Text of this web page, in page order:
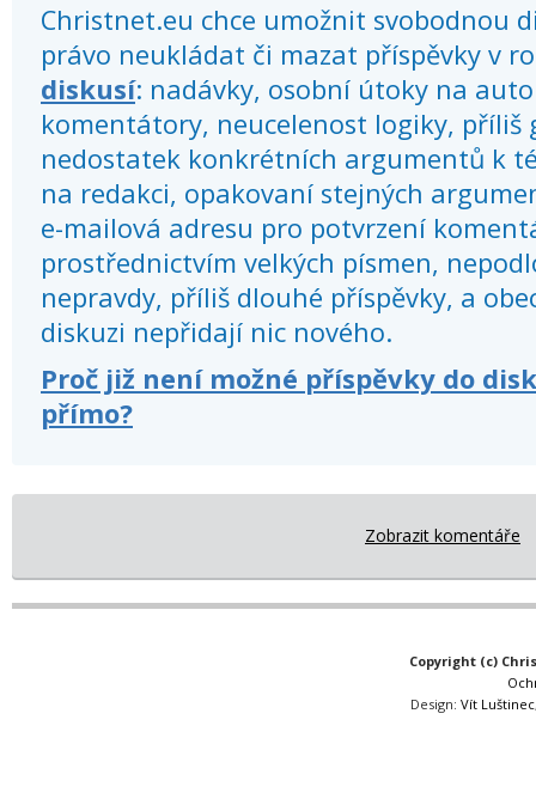
Christnet.eu chce umožnit svobodnou
právo neukládat či mazat příspěvky v
diskusí: nadávky, osobní útoky na
komentátory, neucelenost logiky, příliš
nedostatek konkrétních argumentů k
na redakci, opakovaní stejných
e-mailová adresu pro potvrzení
prostřednictvím velkých písmen,
nepravdy, příliš dlouhé příspěvky, a
diskuzi nepřidají nic nového.
Proč již není možné příspěvky do
přímo?
Zobrazit komentáře
Copyright (c)
Design:Vít Luštinec